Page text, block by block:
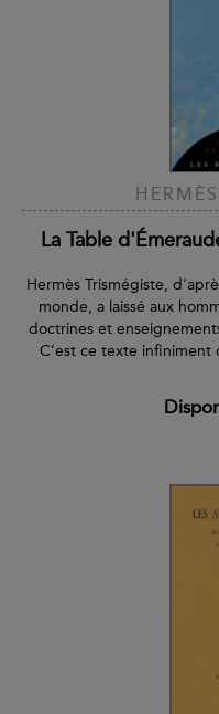
La Table
Hermès Trismégiste,
monde, a laissé aux
doctrines et
C’est ce texte infiniment